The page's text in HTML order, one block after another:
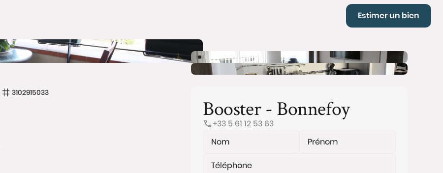
Estimer un bien
3102915033
Booster - Bonnefoy
+33 5 61 12 53 63